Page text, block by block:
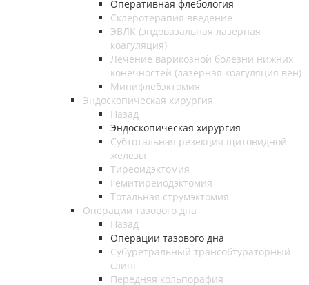
Оперативная флебология
Склеротерапия введение
ЭВЛК (эндовазальная лазерная
коагуляция)
Лечение варикозной болезни нижних
конечностей (лазерная коагуляция вен)
Минифлебэктомия
Эндоскопическая хирургия
Назад
Эндоскопическая хирургия
Субтотальная резекция щитовидной
железы
Тиреоидэктомия
Гемитиреиодэктомия
Тотальная струмэктомия
Операции тазового дна
Назад
Операции тазового дна
Субуретральный трансобтураторный
слинг
Передняя кольпорафия